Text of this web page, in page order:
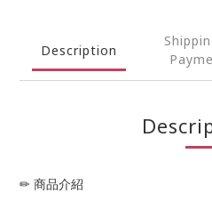
Description
✏ 商品介紹